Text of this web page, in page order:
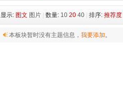
显示: 图文 图片 数量: 10 20 40 排序: 推荐度
本板块暂时没有主题信息， 我要添加。